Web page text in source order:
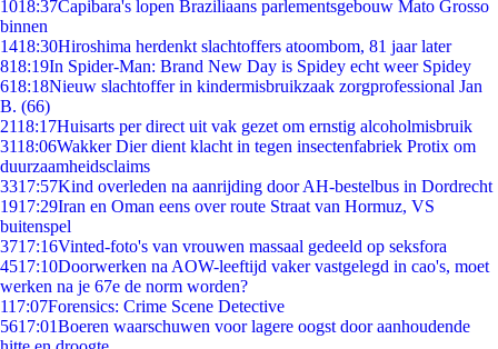
1018:37Capibara's lopen Braziliaans parlementsgebouw Mato Grosso
binnen
1418:30Hiroshima herdenkt slachtoffers atoombom, 81 jaar later
818:19In Spider-Man: Brand New Day is Spidey echt weer Spidey
618:18Nieuw slachtoffer in kindermisbruikzaak zorgprofessional Jan
B. (66)
2118:17Huisarts per direct uit vak gezet om ernstig alcoholmisbruik
3118:06Wakker Dier dient klacht in tegen insectenfabriek Protix om
duurzaamheidsclaims
3317:57Kind overleden na aanrijding door AH-bestelbus in Dordrecht
1917:29Iran en Oman eens over route Straat van Hormuz, VS
buitenspel
3717:16Vinted-foto's van vrouwen massaal gedeeld op seksfora
4517:10Doorwerken na AOW-leeftijd vaker vastgelegd in cao's, moet
werken na je 67e de norm worden?
117:07Forensics: Crime Scene Detective
5617:01Boeren waarschuwen voor lagere oogst door aanhoudende